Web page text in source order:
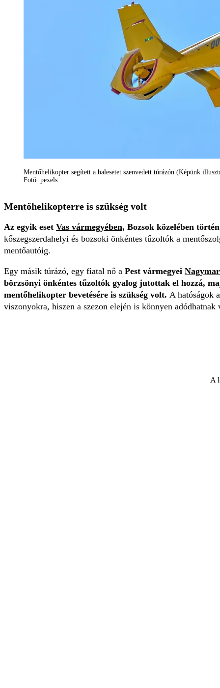
Mentőhelikopter segített a balesetet szenvedett túrázón (Képünk
Fotó: pexels
Mentőhelikopterre is szükség volt
Az egyik eset Vas vármegyében, Bozsok közelében
kőszegszerdahelyi és bozsoki önkéntes tűzoltók a
mentőautóig.
Egy másik túrázó, egy fiatal nő a Pest vármegyei
börzsönyi önkéntes tűzoltók gyalog jutottak el hozzá,
mentőhelikopter bevetésére is szükség volt. A hatóságok
viszonyokra, hiszen a szezon elején is könnyen
A